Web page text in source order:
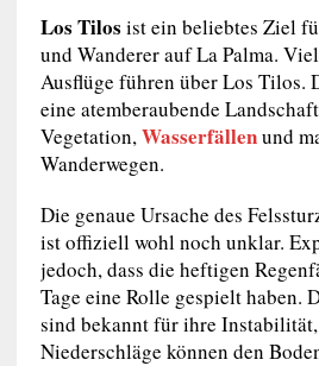
Los Tilos ist ein beliebtes Ziel
und Wanderer auf La Palma.
Ausflüge führen über Los Tilos.
eine atemberaubende
Vegetation,Wasserfällenund
Wanderwegen.
Die genaue Ursache des
ist offiziell wohl noch unklar.
jedoch, dass die heftigen
Tage eine Rolle gespielt haben.
sind bekannt für ihre
Niederschläge können den